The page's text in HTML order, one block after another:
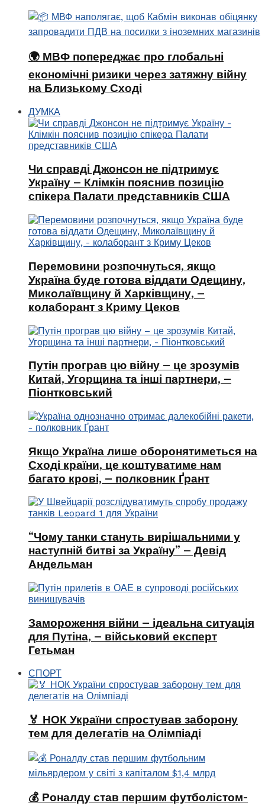
🌍 МВФ попереджає про глобальні
економічні ризики через затяжну війну
на Близькому Сході
ДУМКА
Чи справді Джонсон не підтримує
Україну – Клімкін пояснив позицію
спікера Палати представників США
Перемовини розпочнуться, якщо
Україна буде готова віддати Одещину,
Миколаївщину й Харківщину, –
колаборант з Криму Цеков
Путін програв цю війну – це зрозумів
Китай, Угорщина та інші партнери, –
Піонтковський
Якщо Україна лише оборонятиметься на
Сході країни, це коштуватиме нам
багато крові, – полковник Ґрант
“Чому танки стануть вирішальними у
наступній битві за Україну” – Девід
Андельман
Замороження війни – ідеальна ситуація
для Путіна, – військовий експерт
Гетьман
СПОРТ
🏅 НОК України спростував заборону
тем для делегатів на Олімпіаді
💰 Роналду став першим футболістом-